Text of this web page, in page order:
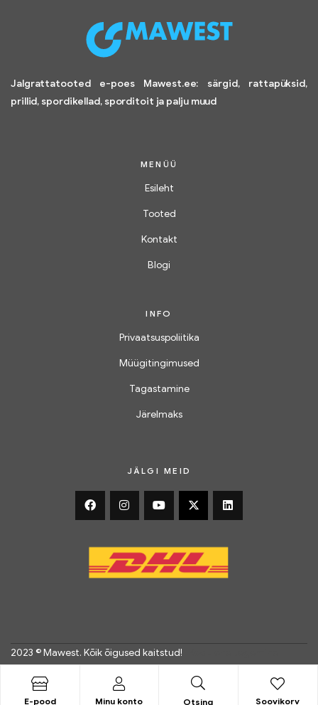
E-pood Minu konto Otsing Soovikorv
Jalgrattatooted e-poes Mawest.ee: särgid, rattapüksid,
prillid, spordikellad, sporditoit ja palju muud
MENÜÜ
Esileht
Tooted
Kontakt
Blogi
INFO
Privaatsuspoliitika
Müügitingimused
Tagastamine
Järelmaks
JÄLGI MEID
2023 © Mawest. Kõik õigused kaitstud!